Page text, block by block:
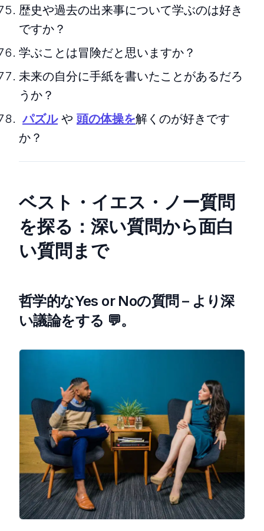
歴史や過去の出来事について学ぶのは好き
ですか？
学ぶことは冒険だと思いますか？
未来の自分に手紙を書いたことがあるだろ
うか？
パズルや 頭の体操を解くのが好きです
か？
ベスト・イエス・ノー質問
を探る：深い質問から面白
い質問まで
哲学的なYes or Noの質問 – より深
い議論をする 💬。